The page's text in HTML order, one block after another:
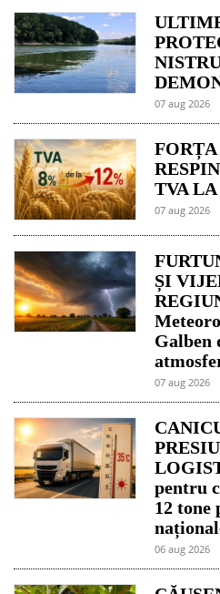
07 aug 2026
TVA LA
07 aug 2026
ȘI
Galben
07 aug 2026
pentru
12 tone
06 aug 2026